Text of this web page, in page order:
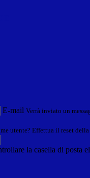
E-mail Verrà inviato un
utente? Effettua il reset
la casella di posta